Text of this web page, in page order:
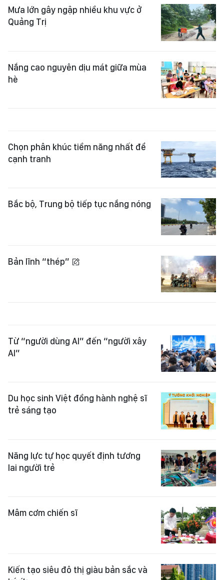
Mưa lớn gây ngập nhiều khu vực ở
Quảng Trị
Nắng cao nguyên dịu mát giữa mùa
hè
Chọn phân khúc tiềm năng nhất để
cạnh tranh
Bắc bộ, Trung bộ tiếp tục nắng nóng
Bản lĩnh “thép”
Từ “người dùng AI” đến “người xây
AI”
Du học sinh Việt đồng hành nghệ sĩ
trẻ sáng tạo
Năng lực tự học quyết định tương
lai người trẻ
Mâm cơm chiến sĩ
Kiến tạo siêu đô thị giàu bản sắc và